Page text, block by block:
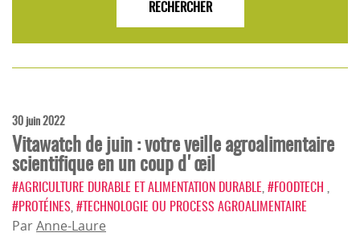
30 juin 2022
Vitawatch de juin : votre veille agroalimentaire
scientifique en un coup d'œil
#AGRICULTURE DURABLE ET ALIMENTATION DURABLE #FOODTECH
#PROTÉINES #TECHNOLOGIE OU PROCESS AGROALIMENTAIRE
ParAnne-Laure